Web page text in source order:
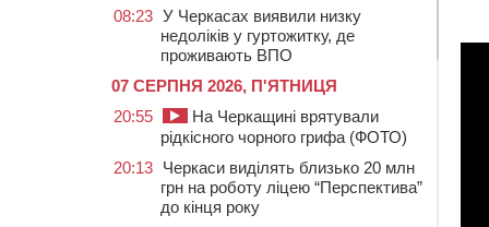
08:23 У Черкасах виявили низку
недоліків у гуртожитку, де
проживають ВПО
07 СЕРПНЯ 2026, П'ЯТНИЦЯ
20:55
На Черкащині врятували
рідкісного чорного грифа (ФОТО)
20:13 Черкаси виділять близько 20 млн
грн на роботу ліцею “Перспектива”
до кінця року